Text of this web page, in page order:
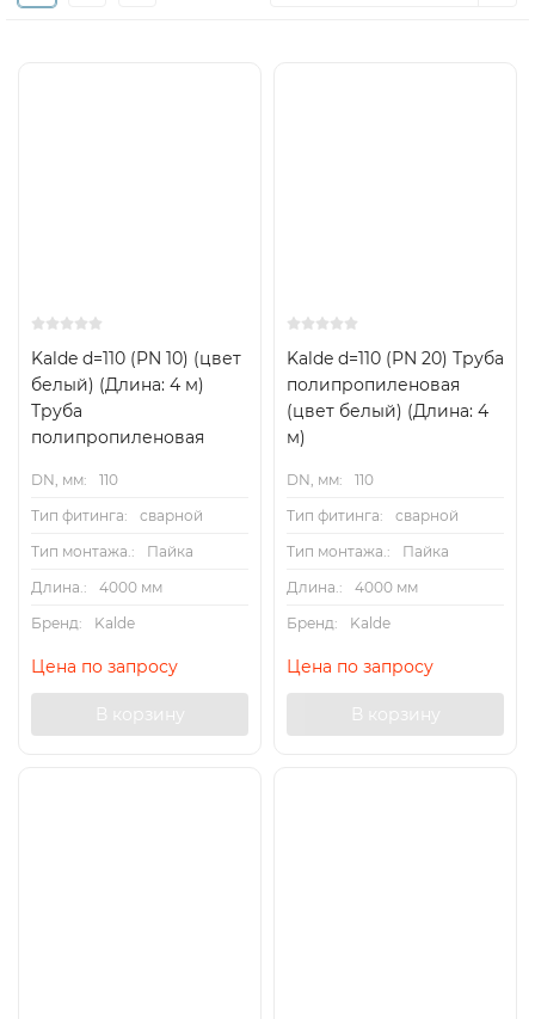
Kalde d=110 (PN 10) (цвет
белый) (Длина: 4 м)
Труба
полипропиленовая
DN, мм:
110
Тип фитинга:
сварной
Тип монтажа.:
Пайка
Длина.:
4000 мм
Бренд:
Kalde
Цена по запросу
В корзину
Kalde d=110 (PN 20) Труба
полипропиленовая
(цвет белый) (Длина: 4
м)
DN, мм:
110
Тип фитинга:
сварной
Тип монтажа.:
Пайка
Длина.:
4000 мм
Бренд:
Kalde
Цена по запросу
В корзину